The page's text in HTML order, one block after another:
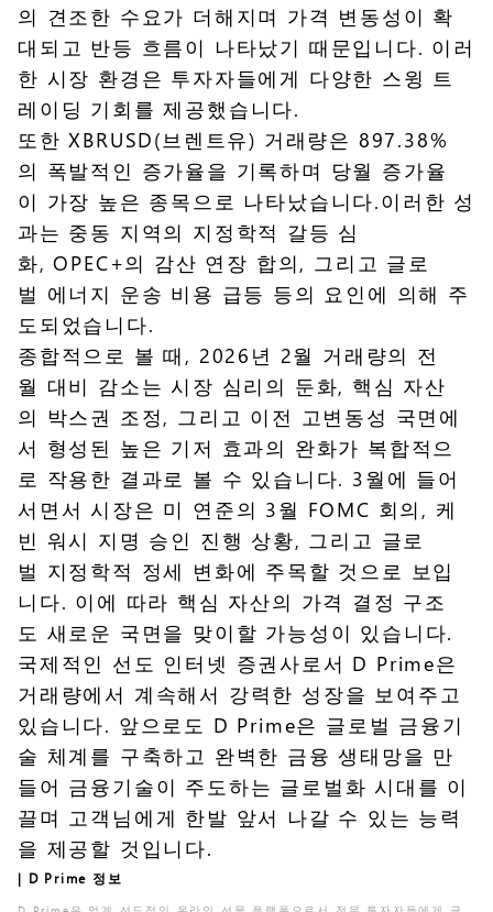
의 견조한 수요가 더해지며 가격 변동성이 확
대되고 반등 흐름이 나타났기 때문입니다. 이러
한 시장 환경은 투자자들에게 다양한 스윙 트
레이딩 기회를 제공했습니다.
또한 XBRUSD(브렌트유) 거래량은 897.38%
의 폭발적인 증가율을 기록하며 당월 증가율
이 가장 높은 종목으로 나타났습니다.이러한 성
과는 중동 지역의 지정학적 갈등 심
화, OPEC+의 감산 연장 합의, 그리고 글로
벌 에너지 운송 비용 급등 등의 요인에 의해 주
도되었습니다.
종합적으로 볼 때, 2026년 2월 거래량의 전
월 대비 감소는 시장 심리의 둔화, 핵심 자산
의 박스권 조정, 그리고 이전 고변동성 국면에
서 형성된 높은 기저 효과의 완화가 복합적으
로 작용한 결과로 볼 수 있습니다. 3월에 들어
서면서 시장은 미 연준의 3월 FOMC 회의, 케
빈 워시 지명 승인 진행 상황, 그리고 글로
벌 지정학적 정세 변화에 주목할 것으로 보입
니다. 이에 따라 핵심 자산의 가격 결정 구조
도 새로운 국면을 맞이할 가능성이 있습니다.
국제적인 선도 인터넷 증권사로서 D Prime은
거래량에서 계속해서 강력한 성장을 보여주고
있습니다. 앞으로도 D Prime은 글로벌 금융기
술 체계를 구축하고 완벽한 금융 생태망을 만
들어 금융기술이 주도하는 글로벌화 시대를 이
끌며 고객님에게 한발 앞서 나갈 수 있는 능력
을 제공할 것입니다.
| D Prime 정보